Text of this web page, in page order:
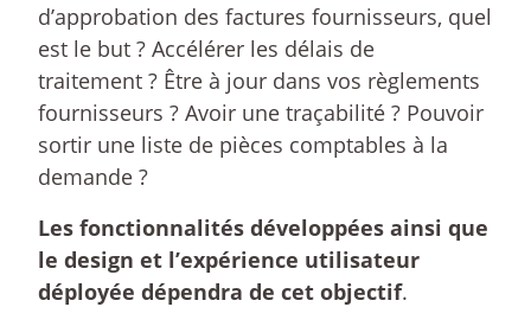
d’approbation des factures fournisseurs, quel
est le but ? Accélérer les délais de
traitement ? Être à jour dans vos règlements
fournisseurs ? Avoir une traçabilité ? Pouvoir
sortir une liste de pièces comptables à la
demande ?
Les fonctionnalités développées ainsi que
le design et l’expérience utilisateur
déployée dépendra de cet objectif.